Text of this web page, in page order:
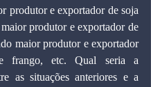
produtor e exportador de soja
produtor e exportador de
maior produtor e exportador
frango, etc. Qual seria a
as situações anteriores e a